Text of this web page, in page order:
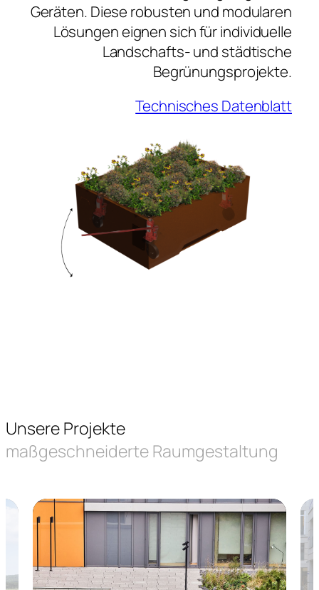
Geräten. Diese robusten und modularen
Lösungen eignen sich für individuelle
Landschafts- und städtische
Begrünungsprojekte.
Technisches Datenblatt
Unsere Projekte
maßgeschneiderte Raumgestaltung